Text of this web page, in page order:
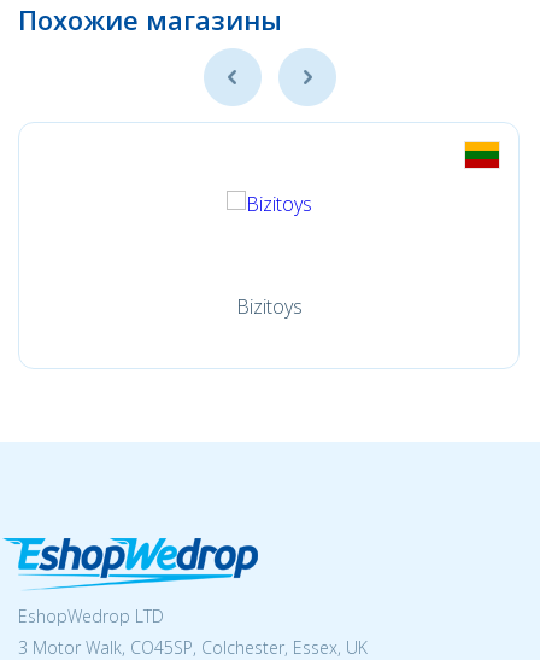
Похожие магазины
Bizitoys
EshopWedrop LTD
3 Motor Walk, CO45SP, Colchester, Essex, UK